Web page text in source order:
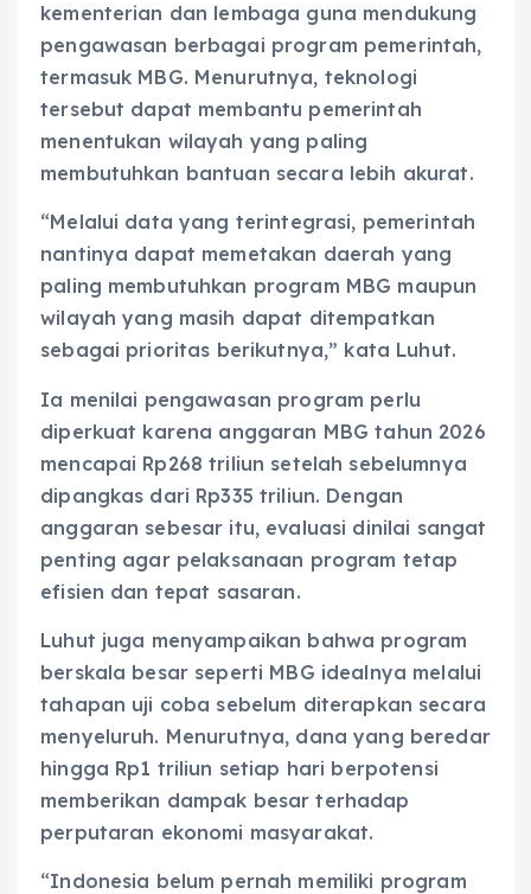
kementerian dan lembaga guna mendukung
pengawasan berbagai program pemerintah,
termasuk MBG. Menurutnya, teknologi
tersebut dapat membantu pemerintah
menentukan wilayah yang paling
membutuhkan bantuan secara lebih akurat.
“Melalui data yang terintegrasi, pemerintah
nantinya dapat memetakan daerah yang
paling membutuhkan program MBG maupun
wilayah yang masih dapat ditempatkan
sebagai prioritas berikutnya,” kata Luhut.
Ia menilai pengawasan program perlu
diperkuat karena anggaran MBG tahun 2026
mencapai Rp268 triliun setelah sebelumnya
dipangkas dari Rp335 triliun. Dengan
anggaran sebesar itu, evaluasi dinilai sangat
penting agar pelaksanaan program tetap
efisien dan tepat sasaran.
Luhut juga menyampaikan bahwa program
berskala besar seperti MBG idealnya melalui
tahapan uji coba sebelum diterapkan secara
menyeluruh. Menurutnya, dana yang beredar
hingga Rp1 triliun setiap hari berpotensi
memberikan dampak besar terhadap
perputaran ekonomi masyarakat.
“Indonesia belum pernah memiliki program